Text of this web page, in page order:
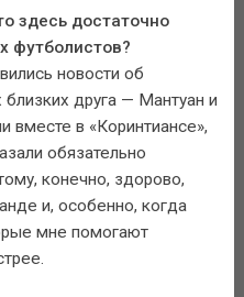
здесь достаточно
футболистов?
новости об
друга — Мантуан и
вместе в «Коринтиансе»,
обязательно
конечно, здорово,
и, особенно, когда
мне помогают